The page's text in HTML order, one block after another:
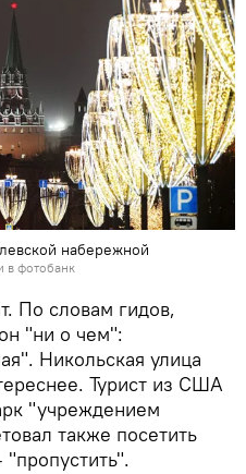
набережной
в фотобанк
По словам гидов,
"ни о чем":
Никольская улица
Турист из США
"учреждением
также посетить